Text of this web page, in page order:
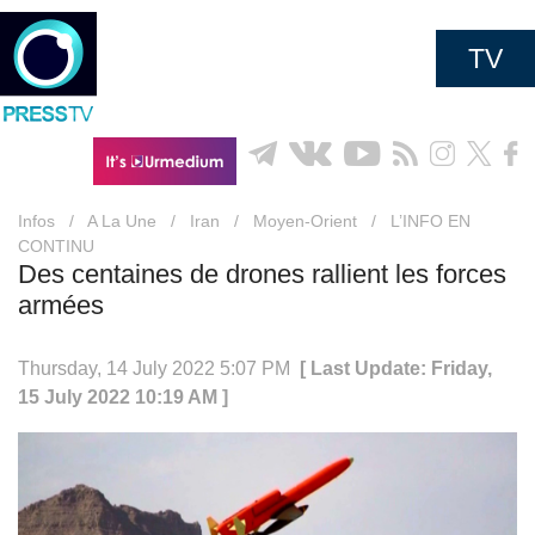
TV
Infos / A La Une / Iran / Moyen-Orient /
L’INFO EN
CONTINU
Des centaines de drones rallient les forces
armées
Thursday, 14 July 2022 5:07 PM
[ Last Update: Friday,
15 July 2022 10:19 AM ]